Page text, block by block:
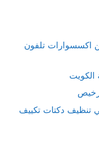
اكسسوارات تلفون
الكويت
رخيص
تنظيف دكتات تكييف